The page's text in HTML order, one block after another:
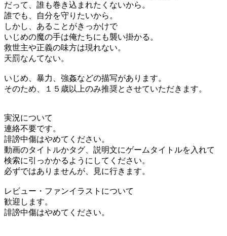
だって、誰も巻き込まれたくないから。
誰でも、自分を守りたいから。
しかし、あることがきっかけで
いじめの魔の手は俺たちにも襲い掛かる。
救世主や正義の味方は現れない。
天罰なんてない。
いじめ、暴力、強姦などの描写があります。
そのため、１５歳以上のみ推奨とさせていただきます。
実況について
連絡不要です。
誹謗中傷はやめてください。
動画のタイトルかタグ、説明文にゲームタイトルを入れて
検索に引っかかるようにしてください。
必ずではありませんが、見に行きます。
レビュー・ファンイラストについて
歓迎します。
誹謗中傷はやめてください。